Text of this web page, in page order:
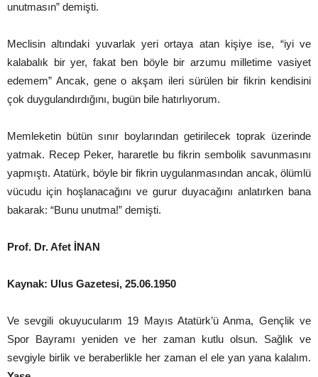
unutmasın” demişti.
Meclisin altındaki yuvarlak yeri ortaya atan kişiye ise, “iyi ve
kalabalık bir yer, fakat ben böyle bir arzumu milletime vasiyet
edemem” Ancak, gene o akşam ileri sürülen bir fikrin kendisini
çok duygulandırdığını, bugün bile hatırlıyorum.
Memleketin bütün sınır boylarından getirilecek toprak üzerinde
yatmak. Recep Peker, hararetle bu fikrin sembolik savunmasını
yapmıştı. Atatürk, böyle bir fikrin uygulanmasından ancak, ölümlü
vücudu için hoşlanacağını ve gurur duyacağını anlatırken bana
bakarak: “Bunu unutma!” demişti.
Prof. Dr. Afet İNAN
Kaynak: Ulus Gazetesi, 25.06.1950
Ve sevgili okuyucularım 19 Mayıs Atatürk’ü Anma, Gençlik ve
Spor Bayramı yeniden ve her zaman kutlu olsun. Sağlık ve
sevgiyle birlik ve beraberlikle her zaman el ele yan yana kalalım.